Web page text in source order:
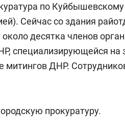
по Куйбышевскому
Сейчас со здания
десятка членов
специализирующейся на
митингов ДНР.
прокуратуру.
до квартиры и Face
ключа: какой будет
в ЖК «Нова»
с